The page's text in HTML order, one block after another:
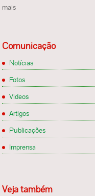
mais
Comunicação
Notícias
Fotos
Videos
Artigos
Publicações
Imprensa
Veja também